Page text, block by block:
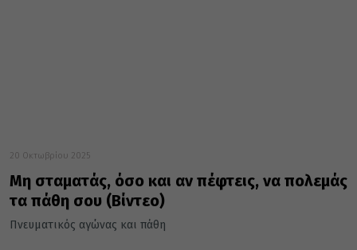
20 Οκτωβρίου 2025
Μη σταματάς, όσο και αν πέφτεις, να πολεμάς
τα πάθη σου (Βίντεο)
Πνευματικός αγώνας και πάθη